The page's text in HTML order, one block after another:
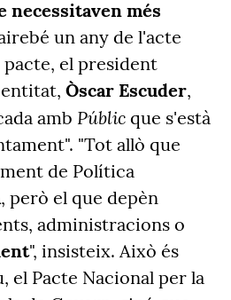
necessitaven més
un any de l'acte
el president
Òscar Escuder,
amb Públic que s'està
"Tot allò que
de Política
, però el que depèn
administracions o
", insisteix. Això és
el Pacte Nacional per la